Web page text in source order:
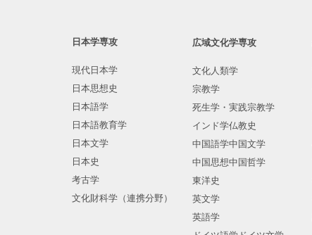
日本学専攻
現代日本学
日本思想史
日本語学
日本語教育学
日本文学
日本史
考古学
文化財科学（連携分野）
広域文化学専攻
文化人類学
宗教学
死生学・実践宗教学
インド学仏教史
中国語学中国文学
中国思想中国哲学
東洋史
英文学
英語学